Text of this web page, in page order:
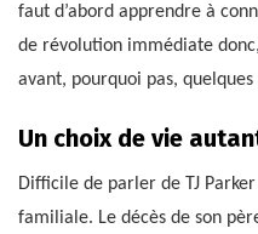
faut d’abord apprendre à
de révolution immédiate
avant, pourquoi pas,
Un choix de vie
Difficile de parler de TJ
familiale. Le décès de son